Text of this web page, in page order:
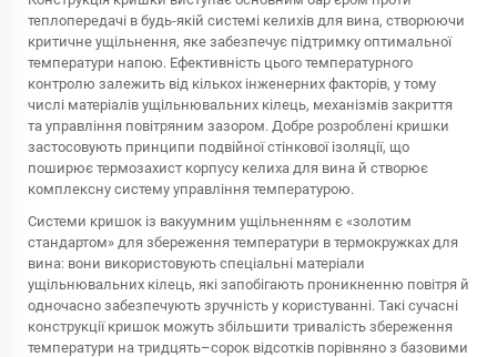
теплопередачі в будь-якій системі келихів для вина, створюючи
критичне ущільнення, яке забезпечує підтримку оптимальної
температури напою. Ефективність цього температурного
контролю залежить від кількох інженерних факторів, у тому
числі матеріалів ущільнювальних кілець, механізмів закриття
та управління повітряним зазором. Добре розроблені кришки
застосовують принципи подвійної стінкової ізоляції, що
поширює термозахист корпусу келиха для вина й створює
комплексну систему управління температурою.
Системи кришок із вакуумним ущільненням є «золотим
стандартом» для збереження температури в термокружках для
вина: вони використовують спеціальні матеріали
ущільнювальних кілець, які запобігають проникненню повітря й
одночасно забезпечують зручність у користуванні. Такі сучасні
конструкції кришок можуть збільшити тривалість збереження
температури на тридцять–сорок відсотків порівняно з базовими